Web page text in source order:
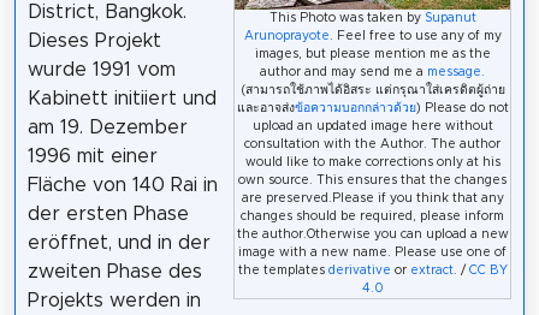
This Photo was taken by Supanut
Arunoprayote . Feel free to use any of my
images, but please mention me as the
author and may send me a message.
(สามารถใช้ภาพได้อิสระ แต่กรุณาใส่เครดิตผู้ถ่าย
และอาจส่งข้อความบอกกล่าวด้วย) Please do not
upload an updated image here without
consultation with the Author. The author
would like to make corrections only at his
own source. This ensures that the changes
are preserved.Please if you think that any
changes should be required, please inform
the author.Otherwise you can upload a new
image with a new name. Please use one of
the templates derivative or extract. / CC BY
4.0
District, Bangkok.
Dieses Projekt
wurde 1991 vom
Kabinett initiiert und
am 19. Dezember
1996 mit einer
Fläche von 140 Rai in
der ersten Phase
eröffnet, und in der
zweiten Phase des
Projekts werden in